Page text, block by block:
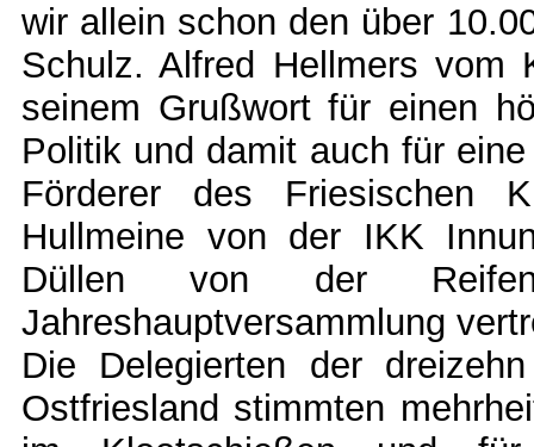
wir allein schon den über
Schulz. Alfred Hellmers vom
seinem Grußwort für einen
Politik und damit auch für
Förderer des Friesischen
Hullmeine von der IKK
Düllen von der
Jahreshauptversammlung
Die Delegierten der
Ostfriesland stimmten